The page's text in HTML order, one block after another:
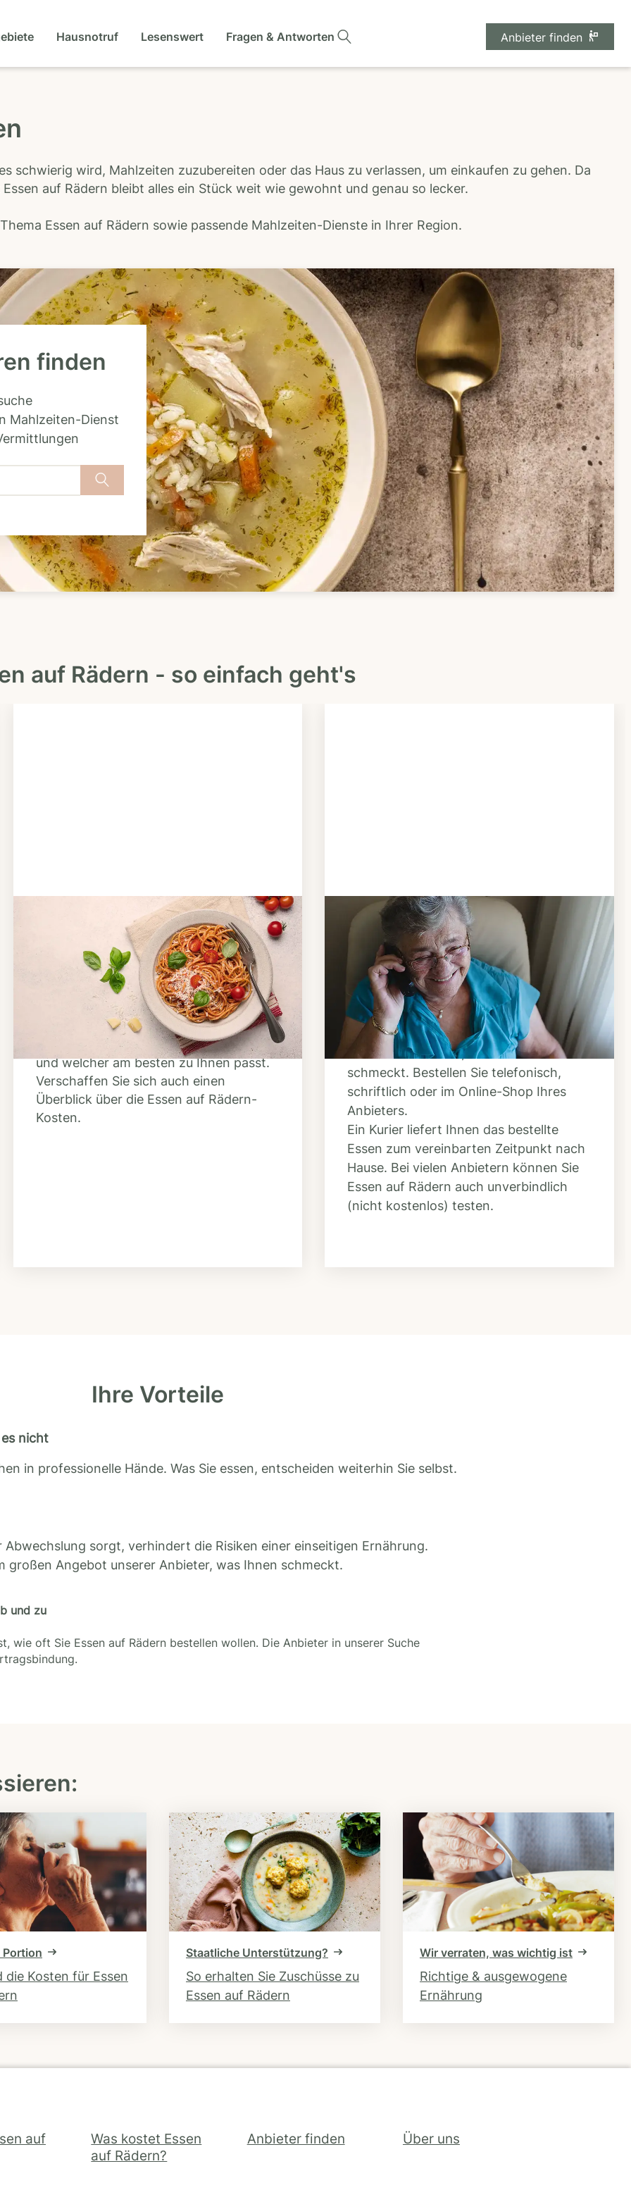
Hausnotruf Lesenswert Fragen & Antworten Anbieter finden
schwierig wird, Mahlzeiten zuzubereiten oder das Haus zu verlassen, um einkaufen zu gehen. Da
auf Rädern bleibt alles ein Stück weit wie gewohnt und genau so lecker.
Essen auf Rädern sowie passende Mahlzeiten-Dienste in Ihrer Region.
finden
Mahlzeiten-Dienst
auf Rädern - so einfach geht's
Schritt 2
Anbieter finden
Nutzen Sie unsere große Mahlzeiten-
Dienst-Suche, um herauszufinden,
welche Anbieter es in Ihrer Region gibt
und welcher am besten zu Ihnen passt.
Verschaffen Sie sich auch einen
Überblick über die Essen auf Rädern-
Kosten.
Schritt 3
Bestellen & liefern
lassen
Suchen Sie sich aus dem Speiseplan
Ihres Anbieters aus, was Ihnen
schmeckt. Bestellen Sie telefonisch,
schriftlich oder im Online-Shop Ihres
Anbieters.
Ein Kurier liefert Ihnen das bestellte
Essen zum vereinbarten Zeitpunkt nach
Hause. Bei vielen Anbietern können Sie
Essen auf Rädern auch unverbindlich
(nicht kostenlos) testen.
Ihre Vorteile
nicht
in professionelle Hände. Was Sie essen, entscheiden weiterhin Sie selbst.
Abwechslung sorgt, verhindert die Risiken einer einseitigen Ernährung.
großen Angebot unserer Anbieter, was Ihnen schmeckt.
und zu
wie oft Sie Essen auf Rädern bestellen wollen. Die Anbieter in unserer Suche
Portion
die Kosten für Essen
Staatliche Unterstützung?
So erhalten Sie Zuschüsse zu
Essen auf Rädern
Wir verraten, was wichtig ist
Richtige & ausgewogene
Ernährung
auf
Was kostet Essen
auf Rädern?
Anbieter finden Über uns